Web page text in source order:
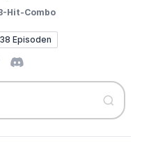
Hit-Combo
Episoden
Discord